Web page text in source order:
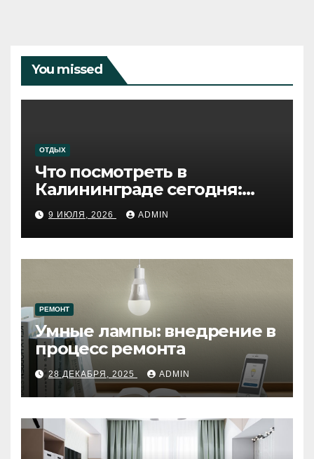
You missed
ОТДЫХ
Что посмотреть в
Калининграде сегодня:
путеводитель по самому
западному городу России
9 ИЮЛЯ, 2026 ADMIN
РЕМОНТ
Умные лампы: внедрение в
процесс ремонта
28 ДЕКАБРЯ, 2025 ADMIN